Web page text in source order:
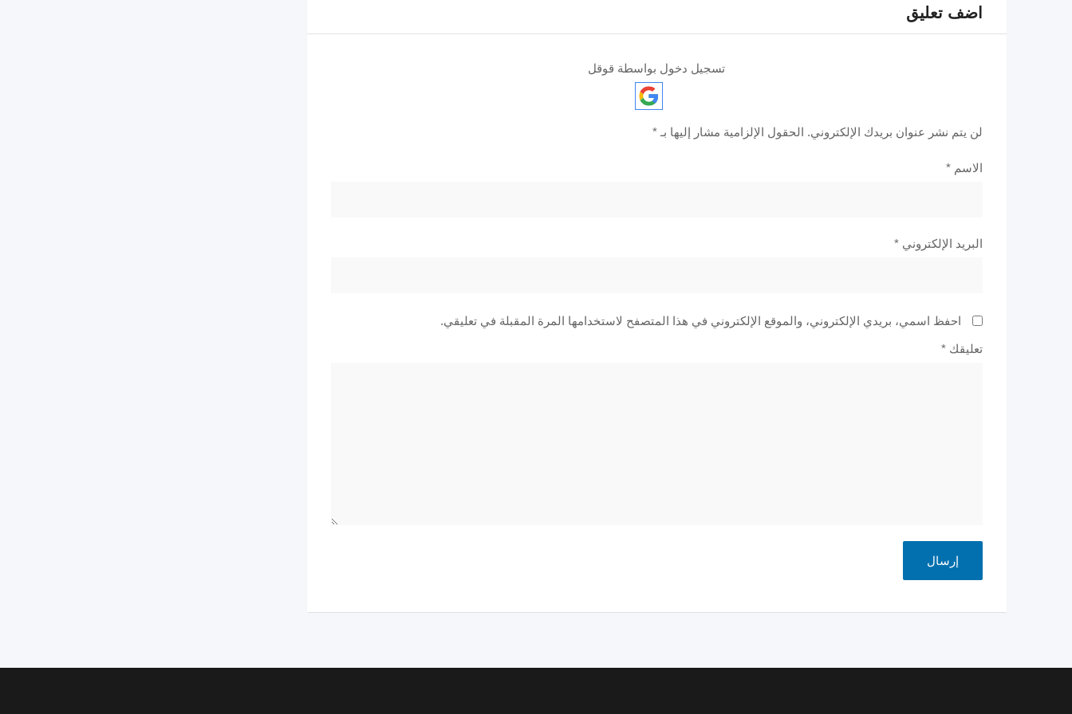
اضف تعليق
تسجيل دخول بواسطة قوقل
لن يتم نشر عنوان بريدك الإلكتروني. الحقول الإلزامية مشار إليها بـ *
الاسم *
البريد الإلكتروني *
احفظ اسمي، بريدي الإلكتروني، والموقع الإلكتروني في هذا المتصفح لاستخدامها المرة المقبلة في تعليقي.
تعليقك *